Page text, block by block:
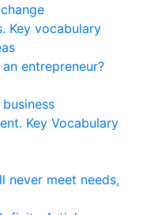
Key vocabulary
entrepreneur?
Key Vocabulary
never meet needs,